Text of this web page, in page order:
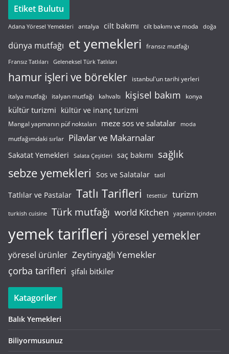
Etiket Bulutu
Adana Yöresel Yemekleri antalya cilt bakımı cilt bakımı ve moda doğa
dünya mutfağı et yemekleri fransız mutfağı
Fransız Tatlıları Geleneksel Türk Tatlıları
hamur işleri ve börekler istanbul'un tarihi yerleri
italya mutfağı italyan mutfağı kahvaltı kişisel bakım konya
kültür turizmi kültür ve inanç turizmi
Mangal yapmanın püf noktaları meze sos ve salatalar moda
mutfağımdaki sırlar Pilavlar ve Makarnalar
Sakatat Yemekleri Salata Çeşitleri saç bakımı sağlık
sebze yemekleri Sos ve Salatalar tatil
Tatlılar ve Pastalar Tatlı Tarifleri tesettür turizm
turkish cuisine Türk mutfağı world Kitchen yaşamın içinden
yemek tarifleri yöresel yemekler
yöresel ürünler Zeytinyağlı Yemekler
çorba tarifleri şifalı bitkiler
Katagoriler
Balık Yemekleri
Biliyormusunuz